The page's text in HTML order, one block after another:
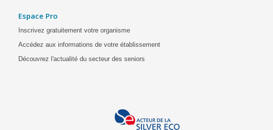
Espace Pro
Inscrivez gratuitement votre organisme
Accédez aux informations de votre établissement
Découvrez l'actualité du secteur des seniors